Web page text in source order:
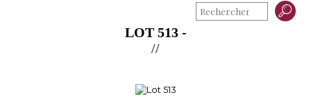
LOT 513 -
//